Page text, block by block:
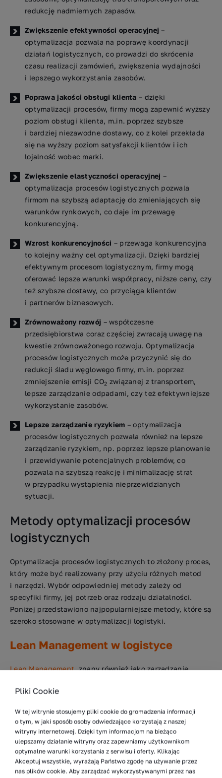
redukcję nadmiernych zapasów.
Zwiększenie efektywności operacyjnej–
optymalizacja pozwala na poprawę koordynacji
działań logistycznych, co prowadzi do skrócenia
czasu realizacji zamówień, zwiększenia wydajności
i lepszego wykorzystania zasobów.
Poprawa jakości obsługi klienta – dzięki
optymalizacji procesów, firmy mogą zapewnić wyższy
poziom obsługi klienta, m.in. poprzez szybsze
i bardziej niezawodne dostawy, co z kolei przekłada
się na wyższy poziom satysfakcji klientów i ich
lojalność wobec marki.
Zwiększenie elastyczności operacyjnej –
optymalizacja procesów logistycznych pozwala
firmom na szybszą adaptację do zmieniających się
warunków rynkowych, co daje im przewagę
konkurencyjną.
Wzrost konkurencyjności – przewaga konkurencyjna
to kolejny ważny cel optymalizacji. Dzięki bardziej
efektywnym procesom logistycznym, firmy mogą
oferować lepsze warunki współpracy, niższe ceny, czy
też szybsze dostawy, co przyciąga klientów
i partnerów biznesowych.
Zrównoważony rozwój – współczesne
przedsiębiorstwa coraz częściej zwracają uwagę na
kwestie zrównoważonego rozwoju. Optymalizacja
procesów logistycznych może przyczynić się do
redukcji śladu węglowego firmy, m.in. poprzez
zmniejszenie emisji CO2 związanej z transportem,
lepsze zarządzanie odpadami, czy też efektywniejsze
wykorzystanie zasobów.
Lepsze zarządzanie ryzykiem – optymalizacja
procesów logistycznych pozwala również na lepsze
zarządzanie ryzykiem, np. poprzez lepsze planowanie
i przewidywanie potencjalnych problemów, co
pozwala na szybszą reakcję i minimalizację strat
w przypadku wystąpienia nieprzewidzianych
sytuacji.
Metody optymalizacji procesów
logistycznych
Optymalizacja procesów logistycznych to złożony proces,
który może być realizowany przy użyciu różnych metod
i narzędzi. Wybór odpowiedniej metody zależy od
specyfiki firmy, jej potrzeb oraz rodzaju działalności.
Poniżej przedstawiono najpopularniejsze metody, które są
szeroko stosowane w optymalizacji logistyki.
Lean Management w logistyce
Lean Management, znany również jako zarządzanie
koncentruje się na eliminacji marnotrawstwa (ang. waste)
jednoczesnym zwiększeniu wartości dla klienta. Metoda
ta wywodzi się z japońskiego systemu produkcji Toyoty,
który stał się wzorem do naśladowania dla firm na całym
świecie.
Eliminacja marnotrawstwa– Lean Management
Pliki Cookie
W tej witrynie stosujemy pliki cookie do gromadzenia informacji
o tym, w jaki sposób osoby odwiedzające korzystają z naszej
witryny internetowej. Dzięki tym informacjom na bieżąco
ulepszamy działanie witryny oraz zapewniamy użytkownikom
optymalne warunki korzystania z serwisu i oferty. Klikając
Akceptuj wszystkie, wyrażają Państwo zgodę na używanie przez
nas plików cookie. Aby zarządzać wykorzystywanymi przez nas